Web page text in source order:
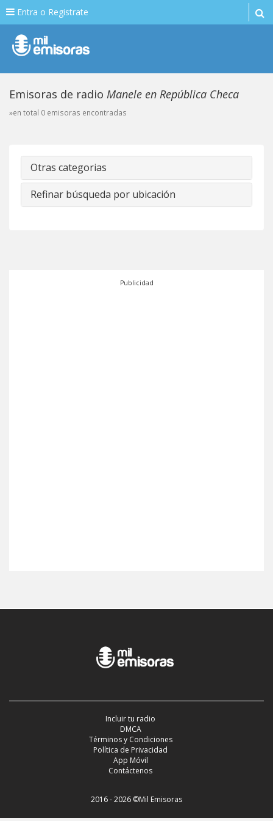
Entra o Registrate
Emisoras de radio Manele en República Checa
»en total 0 emisoras encontradas
Otras categorias
Refinar búsqueda por ubicación
Publicidad
Incluir tu radio
DMCA
Términos y Condiciones
Política de Privacidad
App Móvil
Contáctenos
2016 - 2026 ©Mil Emisoras